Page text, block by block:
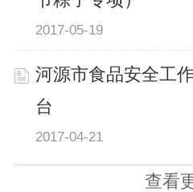
2017-05-19
河源市食品安全工
台
2017-04-21
查看